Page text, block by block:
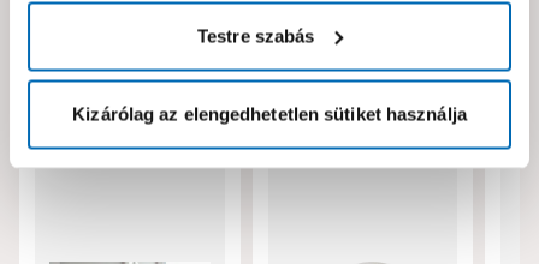
Testre szabás
Kizárólag az elengedhetetlen sütiket használja